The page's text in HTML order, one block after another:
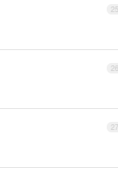
25
26
27